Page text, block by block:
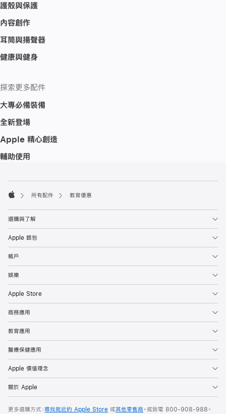
護殼與保護
內容創作
耳筒與揚聲器
健康與健身
探索更多配件
大專必備裝備
全新登場
Apple 精心創造
輔助使用
腳
所有配件 教育優惠
選購與了解
Apple 銀包
帳戶
娛樂
Apple Store
商務應用
教育應用
醫療保健應用
Apple 價值理念
關於 Apple
更多選購方式：尋找就近的 Apple Store 或其他零售商 。或致電 800-908-988 。